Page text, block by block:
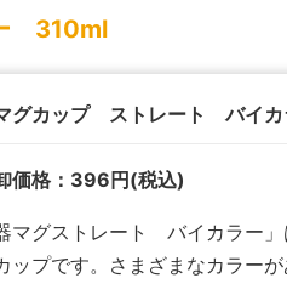
310ml
グカップ ストレート バイ
価格： 396 円 (税込)
マグストレート バイカラー
ップです。さまざまなカラー